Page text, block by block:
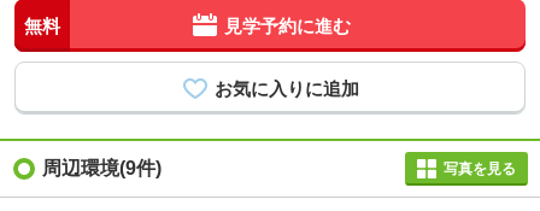
無料 見学予約に進む
周辺環境(9件) 写真を見る